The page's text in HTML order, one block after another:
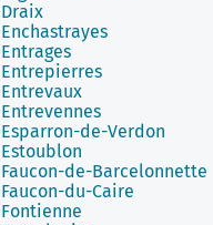
Draix
Enchastrayes
Entrages
Entrepierres
Entrevaux
Entrevennes
Esparron-de-Verdon
Estoublon
Faucon-de-Barcelonnette
Faucon-du-Caire
Fontienne